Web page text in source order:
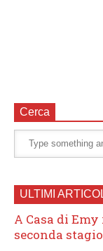
Cerca
ULTIMI
A Casa di
seconda